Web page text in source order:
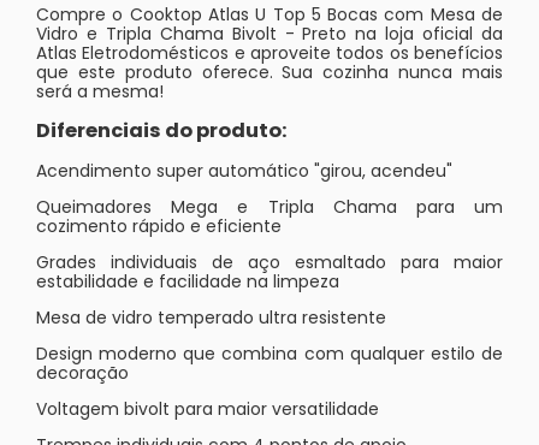
Compre o Cooktop Atlas U Top 5 Bocas com Mesa de
Vidro e Tripla Chama Bivolt - Preto na loja oficial da
Atlas Eletrodomésticos e aproveite todos os benefícios
que este produto oferece. Sua cozinha nunca mais
será a mesma!
Diferenciais do produto:
Acendimento super automático "girou, acendeu"
Queimadores Mega e Tripla Chama para um
cozimento rápido e eficiente
Grades individuais de aço esmaltado para maior
estabilidade e facilidade na limpeza
Mesa de vidro temperado ultra resistente
Design moderno que combina com qualquer estilo de
decoração
Voltagem bivolt para maior versatilidade